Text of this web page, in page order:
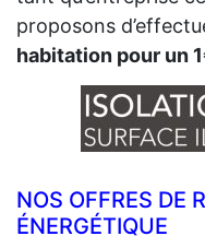
proposons
habitation pour un
NOS OFFRES DE
ÉNERGÉTIQUE